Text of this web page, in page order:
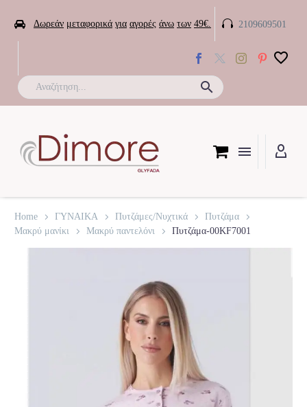
 Δωρεάν μεταφορικά για αγορές άνω των 49€. 
 2109609501
Home ΓΥΝΑΙΚΑ Πυτζάμες/Νυχτικά
Πυτζάμα
Μακρύ μανίκι
Μακρύ παντελόνι Πυτζάμα-00KF7001